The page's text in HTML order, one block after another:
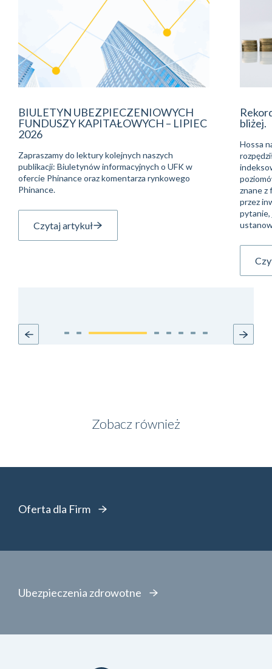
BIULETYN UBEZPIECZENIOWYCH
FUNDUSZY KAPITAŁOWYCH – LIPIEC
2026
Zapraszamy do lektury kolejnych naszych
publikacji: Biuletynów informacyjnych o UFK w
ofercie Phinance oraz komentarza rynkowego
Phinance.
Czytaj artykuł
bliżej.
Hossa
znane z
przez
pytanie,
Zobacz również
Oferta dla Firm
Ubezpieczenia zdrowotne